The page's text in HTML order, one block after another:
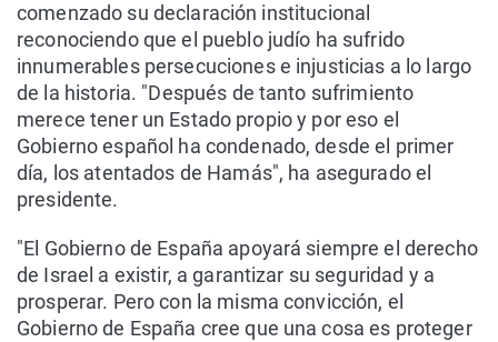
comenzado su declaración institucional
reconociendo que el pueblo judío ha sufrido
innumerables persecuciones e injusticias a lo largo
de la historia. "Después de tanto sufrimiento
merece tener un Estado propio y por eso el
Gobierno español ha condenado, desde el primer
día, los atentados de Hamás", ha asegurado el
presidente.
"El Gobierno de España apoyará siempre el derecho
de Israel a existir, a garantizar su seguridad y a
prosperar. Pero con la misma convicción, el
Gobierno de España cree que una cosa es proteger